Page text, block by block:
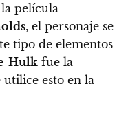
la película
, el personaje se
tipo de elementos
Hulk fue la
esto en la